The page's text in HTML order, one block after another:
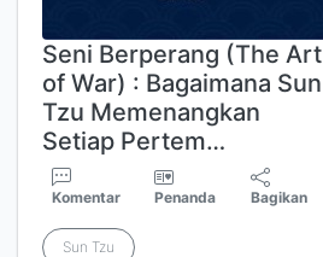
Seni Berperang (The Art
of War) : Bagaimana Sun
Tzu Memenangkan
Setiap Pertem…
Komentar Penanda Bagikan
Sun Tzu